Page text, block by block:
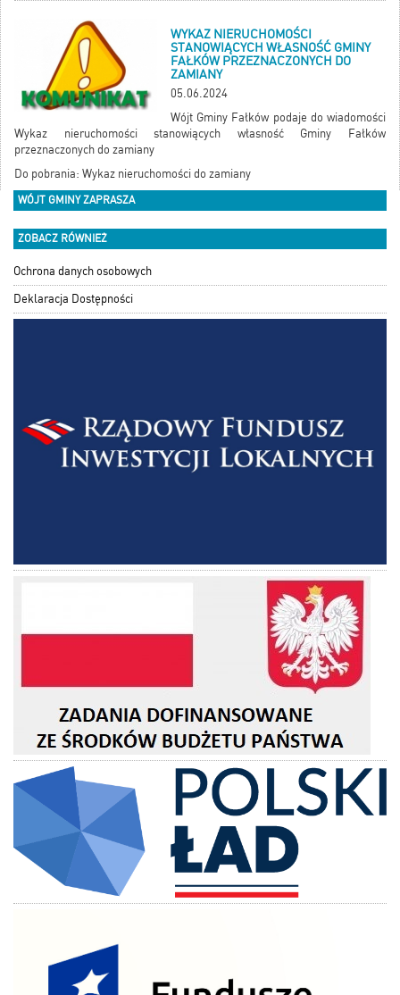
WYKAZ NIERUCHOMOŚCI
STANOWIĄCYCH WŁASNOŚĆ GMINY
FAŁKÓW PRZEZNACZONYCH DO
ZAMIANY
05.06.2024
Wójt Gminy Fałków podaje do wiadomości
Wykaz nieruchomości stanowiących własność Gminy Fałków
przeznaczonych do zamiany
Do pobrania: Wykaz nieruchomości do zamiany
WÓJT GMINY ZAPRASZA
ZOBACZ RÓWNIEŻ
Ochrona danych osobowych
Deklaracja Dostępności